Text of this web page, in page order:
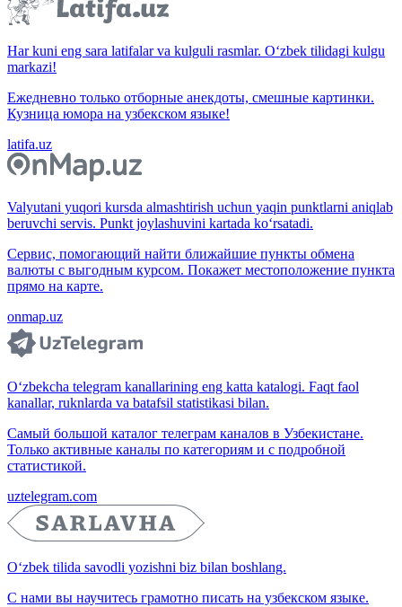
Har kuni eng sara latifalar va kulguli rasmlar. O‘zbek tilidagi kulgu
markazi!
Ежедневно только отборные анекдоты, смешные картинки.
Кузница юмора на узбекском языке!
latifa.uz
Valyutani yuqori kursda almashtirish uchun yaqin punktlarni aniqlab
beruvchi servis. Punkt joylashuvini kartada ko‘rsatadi.
Сервис, помогающий найти ближайшие пункты обмена
валюты с выгодным курсом. Покажет местоположение пункта
прямо на карте.
onmap.uz
O‘zbekcha telegram kanallarining eng katta katalogi. Faqt faol
kanallar, ruknlarda va batafsil statistikasi bilan.
Самый большой каталог телеграм каналов в Узбекистане.
Только активные каналы по категориям и с подробной
статистикой.
uztelegram.com
O‘zbek tilida savodli yozishni biz bilan boshlang.
С нами вы научитесь грамотно писать на узбекском языке.